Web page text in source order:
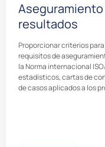
Aseguramiento
resultados
Proporcionar criterios
requisitos de
la Norma internacional
estadísticos, cartas de
de casos aplicados a los